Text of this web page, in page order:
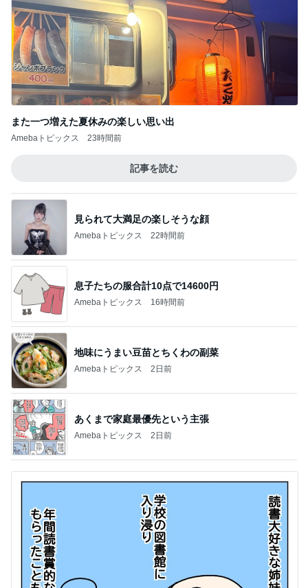
また一つ増えた夏休みの楽しい思い出
Amebaトピックス 23時間前
記事を読む
見られて大満足の楽しそうな顔
Amebaトピックス 22時間前
息子たちの服合計10点で14600円
Amebaトピックス 16時間前
地味にうまい豆苗とちくわの副菜
Amebaトピックス 2日前
あくまで家庭最優先という主張
Amebaトピックス 2日前